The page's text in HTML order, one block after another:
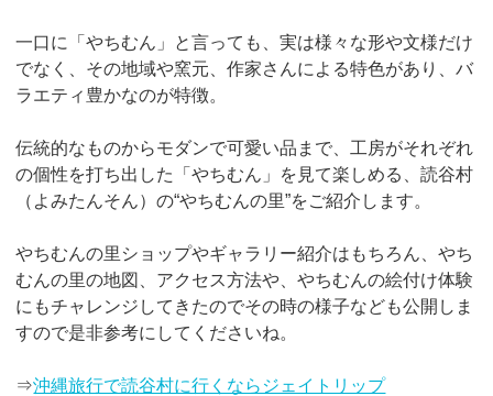
一口に「やちむん」と言っても、実は様々な形や文様だけ
でなく、その地域や窯元、作家さんによる特色があり、バ
ラエティ豊かなのが特徴。
伝統的なものからモダンで可愛い品まで、工房がそれぞれ
の個性を打ち出した「やちむん」を見て楽しめる、読谷村
（よみたんそん）の“やちむんの里”をご紹介します。
やちむんの里ショップやギャラリー紹介はもちろん、やち
むんの里の地図、アクセス方法や、やちむんの絵付け体験
にもチャレンジしてきたのでその時の様子なども公開しま
すので是非参考にしてくださいね。
⇒沖縄旅行で読谷村に行くならジェイトリップ